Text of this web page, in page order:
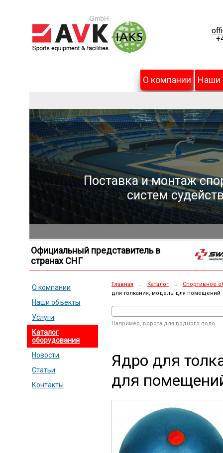
О компании Наши
Поставка и монтаж
систем
Официальный представитель в
странах СНГ
О компании
Наши объекты
Услуги
Каталог
оборудования
Новости
Статьи
Контакты
Главная → Каталог →
Спортивное
для толкания, модель для помещений
Например, ворота для водного поло
Ядро для
для